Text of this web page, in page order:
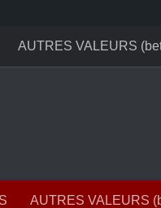
AUTRES VALEURS
AUTRES VALEURS